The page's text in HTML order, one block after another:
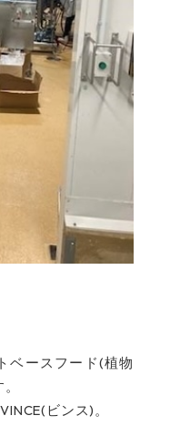
ベースフード(植物
VINCE( ビンス) 。